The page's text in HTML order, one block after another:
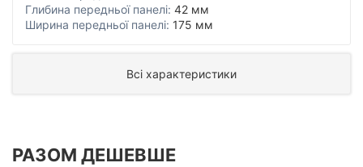
Глибина передньої панелі: 42 мм
Ширина передньої панелі: 175 мм
Всі характеристики
РАЗОМ ДЕШЕВШЕ